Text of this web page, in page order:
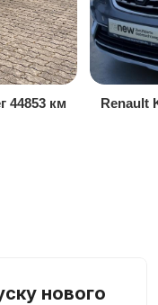
44853 км Renault
нового